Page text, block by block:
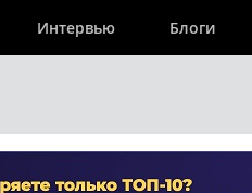
Интервью Блоги